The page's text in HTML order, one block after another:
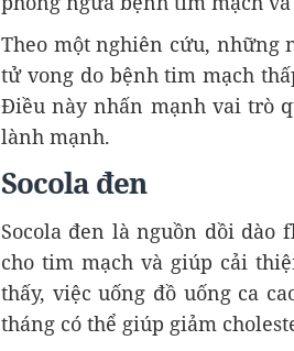
Theo một nghiên cứu, những
tử vong do bệnh tim mạch
Điều này nhấn mạnh vai trò
lành mạnh.
Socola đen
Socola đen là nguồn dồi dào
cho tim mạch và giúp cải
thấy, việc uống đồ uống ca
tháng có thể giúp giảm